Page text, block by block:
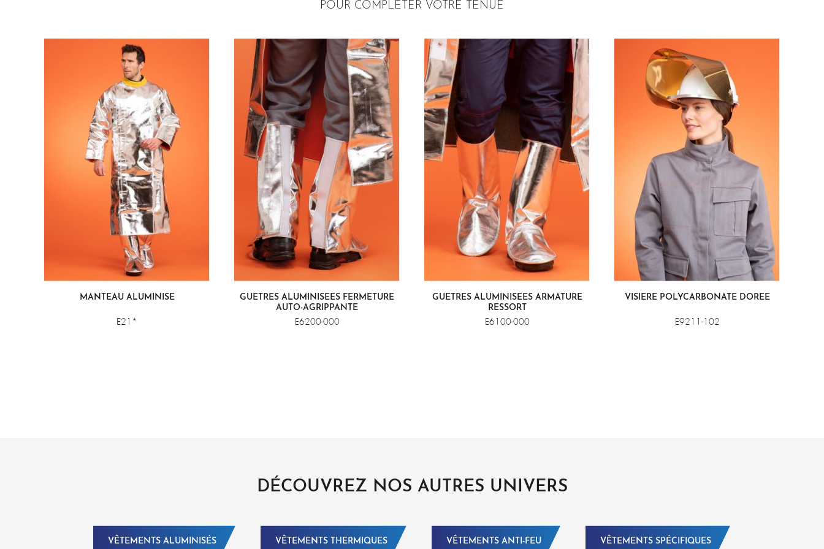
POUR COMPLÉTER VOTRE TENUE
MANTEAU ALUMINISÉ
E21*
GUÊTRES ALUMINISÉES FERMETURE
AUTO-AGRIPPANTE
E6200-000
GUÊTRES ALUMINISÉES ARMATURE
RESSORT
E6100-000
VISIÈRE POLYCARBONATE DORÉE
E9211-102
DÉCOUVREZ NOS AUTRES UNIVERS
VÊTEMENTS ALUMINISÉS VÊTEMENTS THERMIQUES VÊTEMENTS ANTI-FEU VÊTEMENTS SPÉCIFIQUES